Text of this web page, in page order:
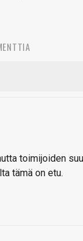
toimijoiden
tämä on etu.